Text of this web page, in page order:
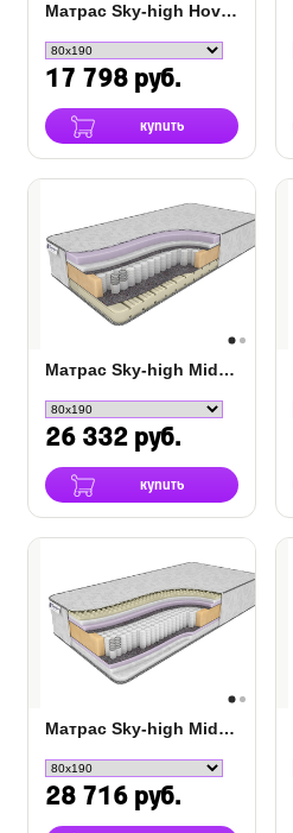
Матрас Sky-high Hovor Middle TFK
17 798 руб.
купить
Матрас Sky-high Middle/Soft TFK
26 332 руб.
купить
Матрас Sky-high Middle/Hard S-1000
28 716 руб.